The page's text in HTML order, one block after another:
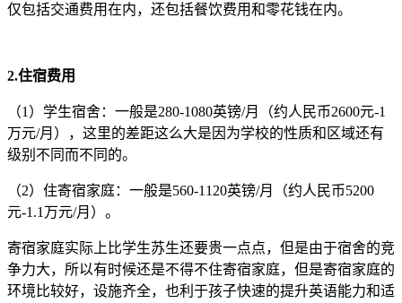
仅包括交通费用在内，还包括餐饮费用和零花钱在内。
2.住宿费用
（1）学生宿舍：一般是280-1080英镑/月（约人民币2600元-1
万元/月），这里的差距这么大是因为学校的性质和区域还有
级别不同而不同的。
（2）住寄宿家庭：一般是560-1120英镑/月（约人民币5200
元-1.1万元/月）。
寄宿家庭实际上比学生苏生还要贵一点点，但是由于宿舍的竞
争力大，所以有时候还是不得不住寄宿家庭，但是寄宿家庭的
环境比较好，设施齐全，也利于孩子快速的提升英语能力和适